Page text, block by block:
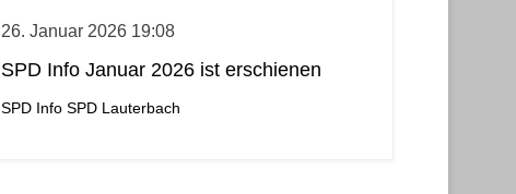
26. Januar 2026 19:08
SPD Info Januar 2026 ist erschienen
SPD Info SPD Lauterbach